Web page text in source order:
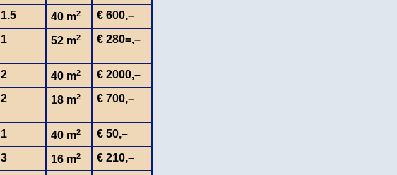
1.5 40 m2
€ 600,–
1 52 m2 € 280=,–
2 40 m2
€ 2000,–
2 18 m2 € 700,–
1 40 m2
€ 50,–
3 16 m2
€ 210,–